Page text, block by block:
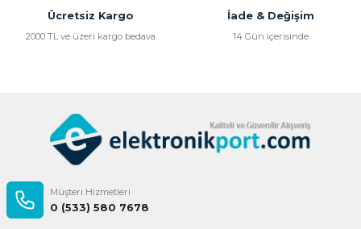
Bu ürüne benzer farklı alternatifler olmalı.
Ücretsiz Kargo
2000 TL ve üzeri kargo bedava
İade & Değişim
14 Gün içerisinde
Müşteri Hizmetleri
0 (533) 580 7678